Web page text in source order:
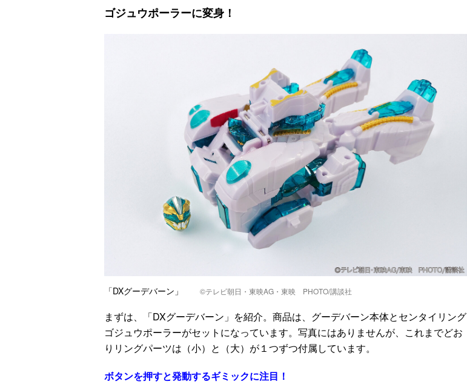
ゴジュウポーラーに変身！
「DXグーデバーン」 ©テレビ朝日・東映AG・東映 PHOTO/講談社
まずは、「DXグーデバーン」を紹介。商品は、グーデバーン本体とセンタイリング
ゴジュウポーラーがセットになっています。写真にはありませんが、これまでどお
りリングパーツは（小）と（大）が１つずつ付属しています。
ボタンを押すと発動するギミックに注目！